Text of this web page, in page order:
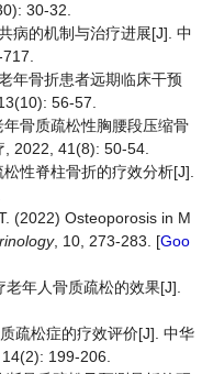
30-32.
病的机制与治疗进展[J]. 中
年骨折患者远期临床干预
56-57.
骨质疏松性胸腰段压缩骨
2022, 41(8): 50-54.
性脊柱骨折的疗效分析[J].
(2022) Osteoporosis in M
, 10, 273-283. [Goo
年人骨质疏松的效果[J].
疏松症的疗效评价[J]. 中华
199-206.